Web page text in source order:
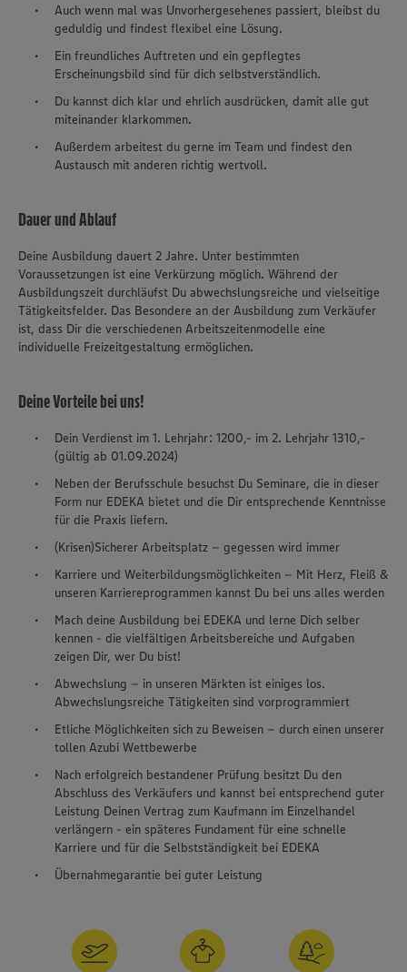
Auch wenn mal was Unvorhergesehenes passiert, bleibst du
geduldig und findest flexibel eine Lösung.
Ein freundliches Auftreten und ein gepflegtes
Erscheinungsbild sind für dich selbstverständlich.
Du kannst dich klar und ehrlich ausdrücken, damit alle gut
miteinander klarkommen.
Außerdem arbeitest du gerne im Team und findest den
Austausch mit anderen richtig wertvoll.
Dauer und Ablauf
Deine Ausbildung dauert 2 Jahre. Unter bestimmten
Voraussetzungen ist eine Verkürzung möglich. Während der
Ausbildungszeit durchläufst Du abwechslungsreiche und vielseitige
Tätigkeitsfelder. Das Besondere an der Ausbildung zum Verkäufer
ist, dass Dir die verschiedenen Arbeitszeitenmodelle eine
individuelle Freizeitgestaltung ermöglichen.
Deine Vorteile bei uns!
Dein Verdienst im 1. Lehrjahr: 1200,- im 2. Lehrjahr 1310,-
(gültig ab 01.09.2024)
Neben der Berufsschule besuchst Du Seminare, die in dieser
Form nur EDEKA bietet und die Dir entsprechende Kenntnisse
für die Praxis liefern.
(Krisen)Sicherer Arbeitsplatz – gegessen wird immer
Karriere und Weiterbildungsmöglichkeiten – Mit Herz, Fleiß &
unseren Karriereprogrammen kannst Du bei uns alles werden
Mach deine Ausbildung bei EDEKA und lerne Dich selber
kennen - die vielfältigen Arbeitsbereiche und Aufgaben
zeigen Dir, wer Du bist!
Abwechslung – in unseren Märkten ist einiges los.
Abwechslungsreiche Tätigkeiten sind vorprogrammiert
Etliche Möglichkeiten sich zu Beweisen – durch einen unserer
tollen Azubi Wettbewerbe
Nach erfolgreich bestandener Prüfung besitzt Du den
Abschluss des Verkäufers und kannst bei entsprechend guter
Leistung Deinen Vertrag zum Kaufmann im Einzelhandel
verlängern - ein späteres Fundament für eine schnelle
Karriere und für die Selbstständigkeit bei EDEKA
Übernahmegarantie bei guter Leistung